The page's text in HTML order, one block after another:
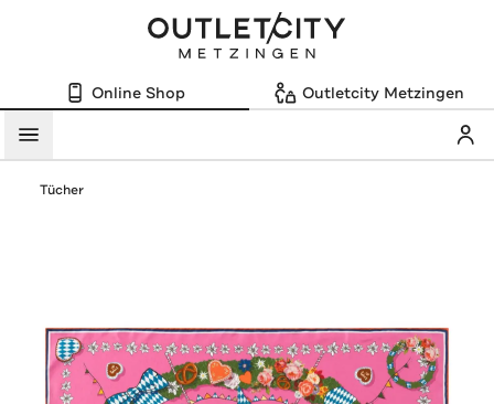
Online Shop Outletcity Metzingen
Menü
Tücher